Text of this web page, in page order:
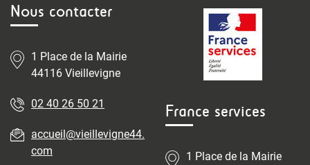
Nous contacter
1 Place de la Mairie
44116 Vieillevigne
02 40 26 50 21
accueil@vieillevigne44.
com
France services
1 Place de la Mairie